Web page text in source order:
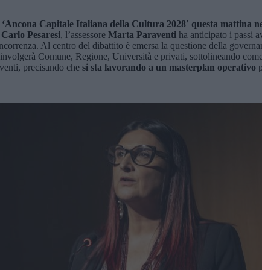
Capitale Italiana della Cultura 2028′ questa mattina
Carlo Pesaresi, l’assessore Marta Paraventi ha anticipato i passi
Al centro del dibattito è emersa la questione della
Comune, Regione, Università e privati, sottolineando
precisando che si sta lavorando a un masterplan operativo